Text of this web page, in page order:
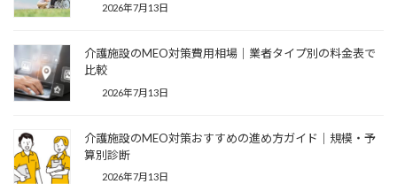
2026年7月13日
介護施設のMEO対策費用相場｜業者タイプ別の料金表で
比較
2026年7月13日
介護施設のMEO対策おすすめの進め方ガイド｜規模・予
算別診断
2026年7月13日